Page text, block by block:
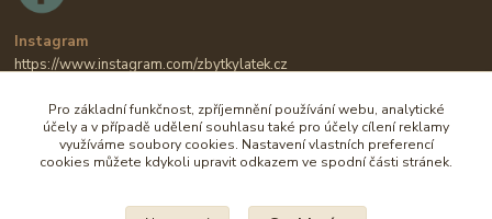
Instagram
https://www.instagram.com/zbytkylatek.cz
Pro základní funkčnost, zpříjemnění používání webu, analytické
účely a v případě udělení souhlasu také pro účely cílení reklamy
využíváme soubory cookies. Nastavení vlastních preferencí
cookies můžete kdykoli upravit odkazem ve spodní části stránek.